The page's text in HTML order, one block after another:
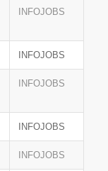
INFOJOBS
INFOJOBS
INFOJOBS
INFOJOBS
INFOJOBS